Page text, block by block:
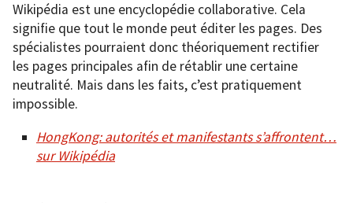
Wikipédia est une encyclopédie collaborative. Cela
signifie que tout le monde peut éditer les pages. Des
spécialistes pourraient donc théoriquement rectifier
les pages principales afin de rétablir une certaine
neutralité. Mais dans les faits, c’est pratiquement
impossible.
HongKong: autorités et manifestants s’affrontent…
sur Wikipédia